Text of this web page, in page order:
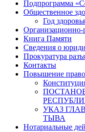
Подпрограмма
Общественное
Год
Организационно-
Книга Памяти
Сведения о
Прокуратура
Контакты
Повышение
УКАЗ
ТЫВА
Нотариальные